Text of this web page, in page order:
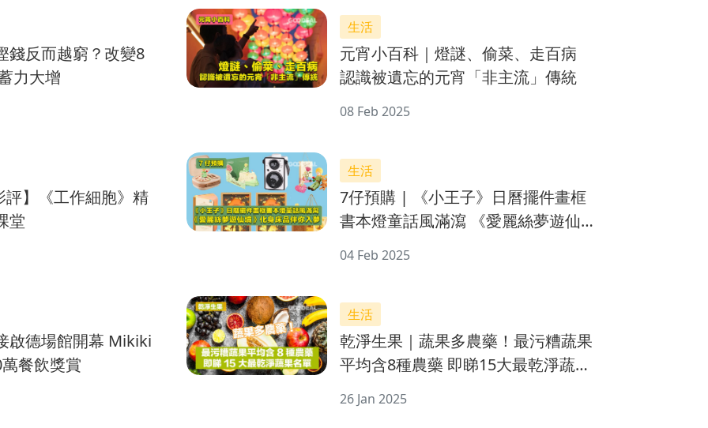
錢反而越窮？改變8
力大增
生活
元宵小百科｜燈謎、偷菜、走百病
認識被遺忘的元宵「非主流」傳統
08 Feb 2025
評】《工作細胞》精
堂
生活
7仔預購 | 《小王子》日曆擺件畫框
書本燈童話風滿瀉 《愛麗絲夢遊仙
04 Feb 2025
啟德場館開幕 Mikiki
餐飲獎賞
生活
乾淨生果｜蔬果多農藥！最污糟蔬果
平均含8種農藥 即睇15大最乾淨蔬果
26 Jan 2025